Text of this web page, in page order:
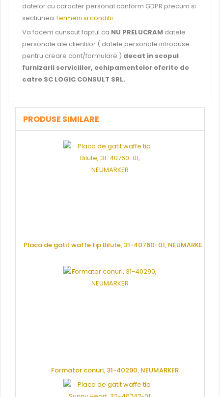
datelor cu caracter personal conform GDPR precum si
sectiunea Termeni si conditii.
Va facem cunscut faptul ca NU PRELUCRAM datele
personale ale clientilor ( datele personale introduse
pentru creare cont/formulare ) decat in scopul
furnizarii serviciilor, echipamentelor oferite de
catre SC LOGIC CONSULT SRL.
PRODUSE SIMILARE
Placa de gatit waffe tip Bilute, 31-40760-01, NEUMARKER
Formator conuri, 31-40290, NEUMARKER
CERE OFERTA